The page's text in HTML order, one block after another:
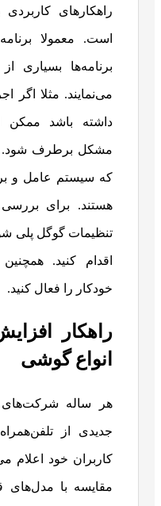
راهکارهای
است. معمولا
برنامه‌ها بسیاری
می‌نمایند. مثلا اگر
داشته باشد ممکن
مشکل برطرف شود.
که سیستم عامل و
هستند. برای بررسی
تنظیمات گوگل پلی
اقدام کنید.
خودکار را فعال کنید.
راهکار
انواع گوشی
هر ساله شرکت‌های
جدیدی از
کاربران خود اعلام
مقایسه با مدل‌های